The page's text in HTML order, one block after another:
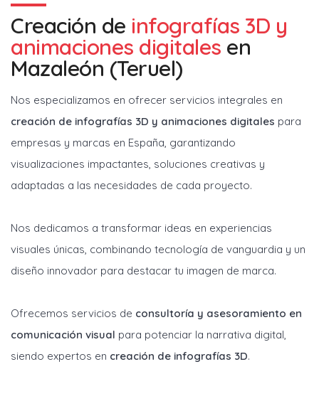
Creación de infografías 3D y
animaciones digitales en
Mazaleón (Teruel)
Nos especializamos en ofrecer servicios integrales en
creación de infografías 3D y animaciones digitales para
empresas y marcas en España, garantizando
visualizaciones impactantes, soluciones creativas y
adaptadas a las necesidades de cada proyecto.
Nos dedicamos a transformar ideas en experiencias
visuales únicas, combinando tecnología de vanguardia y un
diseño innovador para destacar tu imagen de marca.
Ofrecemos servicios de consultoría y asesoramiento en
comunicación visual para potenciar la narrativa digital,
siendo expertos en creación de infografías 3D.